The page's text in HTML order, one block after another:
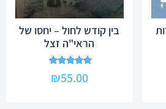
בין קודש לחול – יחסו של
הראי"ה זצל
5.00
₪55.00